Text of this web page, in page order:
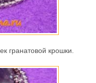
гранатовой крошки.